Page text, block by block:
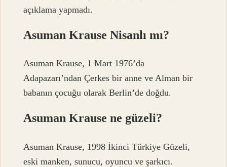
açıklama yapmadı.
Asuman Krause Nisanlı mı?
Asuman Krause, 1 Mart 1976’da
Adapazarı’ndan Çerkes bir anne ve Alman bir
babanın çocuğu olarak Berlin’de doğdu.
Asuman Krause ne güzeli?
Asuman Krause, 1998 İkinci Türkiye Güzeli,
eski manken, sunucu, oyuncu ve şarkıcı.